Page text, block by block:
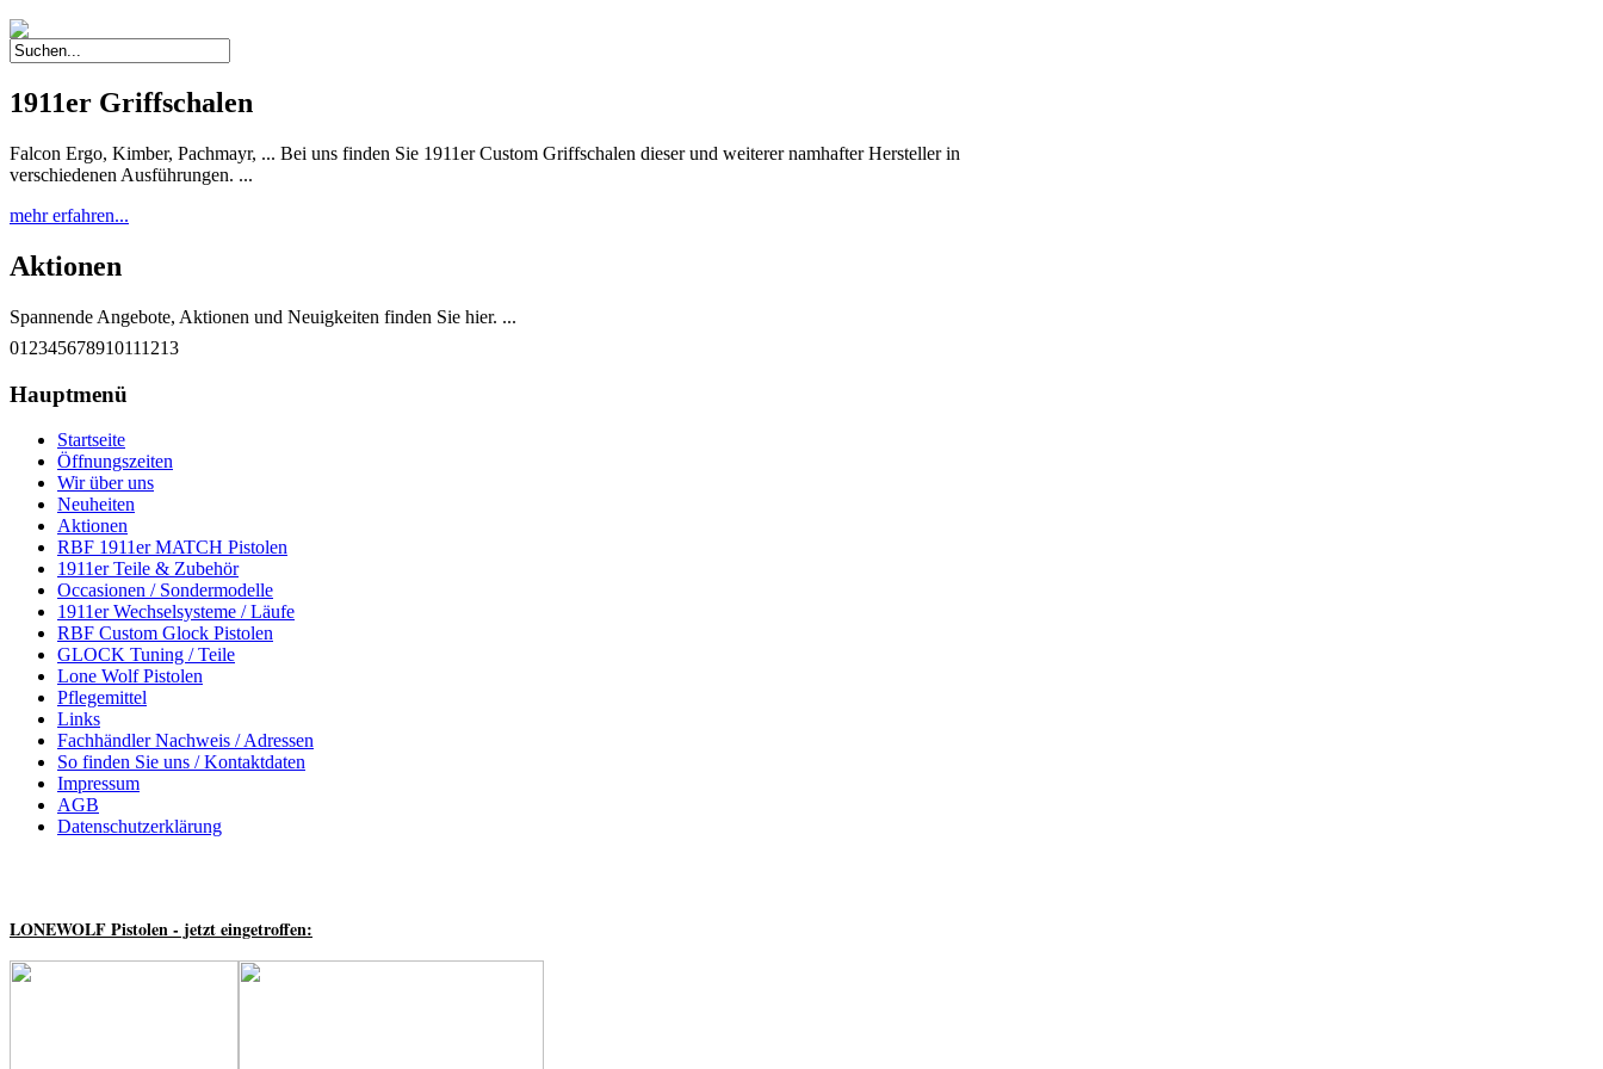
1911er Griffschalen
Falcon Ergo, Kimber, Pachmayr, ... Bei uns finden Sie 1911er Custom Griffschalen dieser und weiterer namhafter Hersteller in
verschiedenen Ausführungen. ...
mehr erfahren...
Aktionen
Spannende Angebote, Aktionen und Neuigkeiten finden Sie hier. ...
mehr erfahren...
G-M1911 A1-45 RBF
Diese einzigartige Pistole wurde nach deutschen Qualitätsstandards und -normen auf CNC-Maschinen gefertigt und mehrfach
qualitätsgeprüft und getestet. Sie entspricht weitestgehend dem Original. Mit den engen Passungen einer Sportpistole, eignet sie sich...
mehr erfahren...
Glock 634
RBF Custom Glock Mod. 634 Kal. 9mm Luger, 5.3 Zoll CU Schlitten mit Top Porting RBF Stainless Match Gewindelauf mit
Gewindeschutzhülse M.O.S Abdeckplatte mit LPA Matchvisier und Korn Verstärktes Behörden-Griffstück
mehr erfahren...
Haus der 1.000 Teile
Von A - Z ... Von Abzügen bis Werkzeuge im Zollmaß haben wir alle wichtigen Teile und Zubehör für Ihre 1911er und Glock Pistolen. ...
mehr erfahren...
Spannende Angebote, Aktionen und Neuigkeiten finden Sie hier. ...
mehr erfahren...
01 2345678910111213
Hauptmenü
Startseite
Öffnungszeiten
Wir über uns
Neuheiten
Aktionen
RBF 1911er MATCH Pistolen
1911er Teile & Zubehör
Occasionen / Sondermodelle
1911er Wechselsysteme / Läufe
RBF Custom Glock Pistolen
GLOCK Tuning / Teile
Lone Wolf Pistolen
Pflegemittel
Links
Fachhändler Nachweis / Adressen
So finden Sie uns / Kontaktdaten
Impressum
AGB
Datenschutzerklärung
LONEWOLF Pistolen - jetzt eingetroffen: